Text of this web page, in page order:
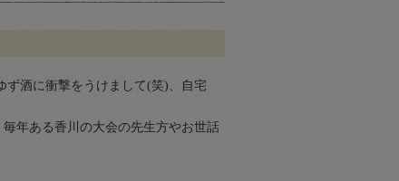
ず酒に衝撃をうけまして(笑)、自宅
年ある香川の大会の先生方やお世話